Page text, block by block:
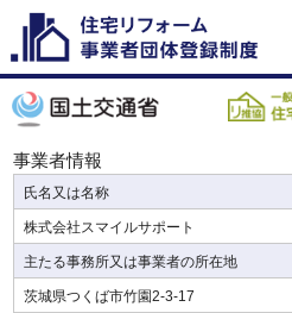
事業者情報
氏名又は名称
株式会社スマイルサポート
主たる事務所又は事業者の所在地
茨城県つくば市竹園2-3-17